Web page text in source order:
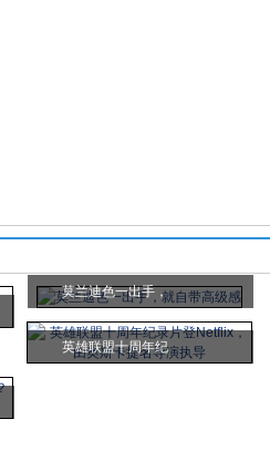
莫兰迪色一出手，
英雄联盟十周年纪